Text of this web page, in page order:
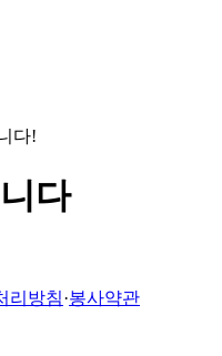
다!
다
리방침·봉사약관